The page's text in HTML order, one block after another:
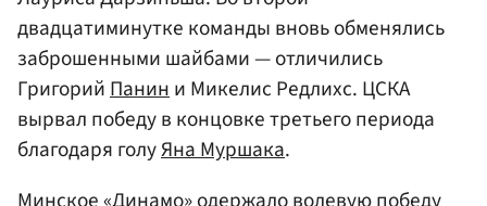
двадцатиминутке команды вновь обменялись
заброшенными шайбами — отличились
Григорий Панин и Микелис Редлихс. ЦСКА
вырвал победу в концовке третьего периода
благодаря голуЯна Муршака.